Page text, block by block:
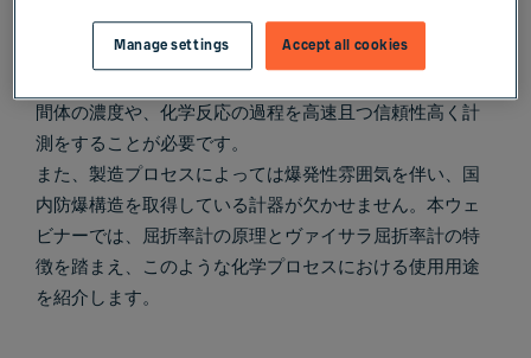
分野における液体濃度の計測アプリケーションを解説し
ていきます。
間体の濃度や、化学反応の過程を高速且つ信頼性高く計
測をすることが必要です。
また、製造プロセスによっては爆発性雰囲気を伴い、国
内防爆構造を取得している計器が欠かせません。 本ウェ
ビナーでは、屈折率計の原理とヴァイサラ屈折率計の特
徴を踏まえ、このような化学プロセスにおける使用用途
を紹介します。
Accept all cookies
Manage settings